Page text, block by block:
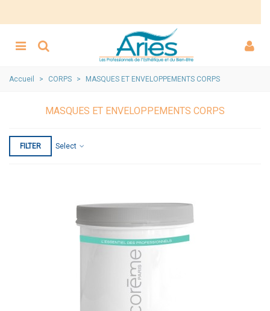
Accueil > CORPS > MASQUES ET ENVELOPPEMENTS CORPS
MASQUES ET ENVELOPPEMENTS CORPS
FILTER Select